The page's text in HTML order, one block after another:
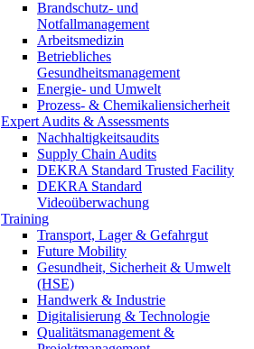
Brandschutz- und
Notfallmanagement
Arbeitsmedizin
Betriebliches
Gesundheitsmanagement
Energie- und Umwelt
Prozess- & Chemikaliensicherheit
Expert Audits & Assessments
Nachhaltigkeitsaudits
Supply Chain Audits
DEKRA Standard Trusted Facility
DEKRA Standard
Videoüberwachung
Training
Transport, Lager & Gefahrgut
Future Mobility
Gesundheit, Sicherheit & Umwelt
(HSE)
Handwerk & Industrie
Digitalisierung & Technologie
Qualitätsmanagement &